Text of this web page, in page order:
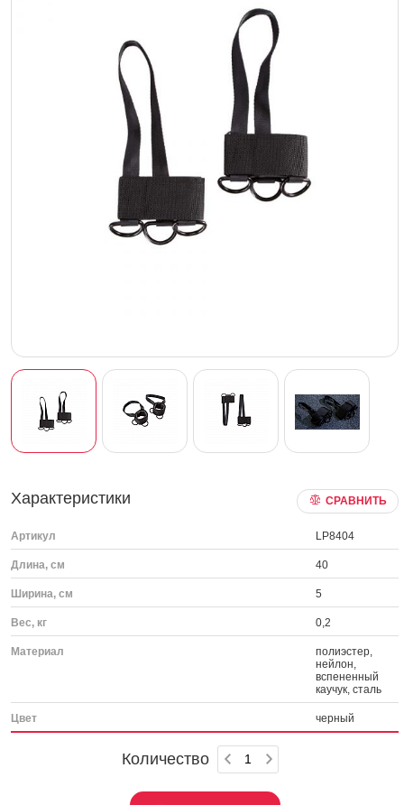
Характеристики СРАВНИТЬ
Артикул LP8404
Длина, см 40
Ширина, см 5
Вес, кг 0,2
Материал
полиэстер,
нейлон,
вспененный
каучук, сталь
Цвет черный
Количество